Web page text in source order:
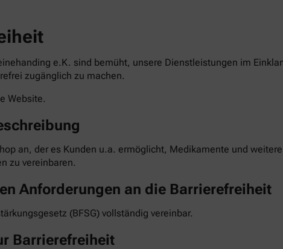
e.K. sind bemüht, unsere Dienstleistungen im
zugänglich zu machen.
Website.
an, der es Kunden u.a. ermöglicht, Medikamente und
zu vereinbaren.
Anforderungen an die Barrierefreiheit
(BFSG) vollständig vereinbar.
Barrierefreiheit